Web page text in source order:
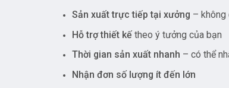
Sản xuất trực tiếp tại xưởng – không
Hỗ trợ thiết kếtheo ý tưởng của bạn
Thời gian sản xuất nhanh – có thể
Nhận đơn số lượng ít đến lớn